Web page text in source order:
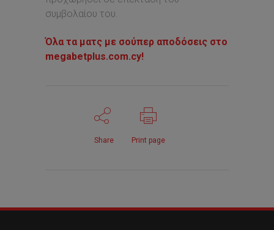
συμβολαίου του.
Όλα τα ματς με σούπερ αποδόσεις στο
megabetplus.com.cy!
Share Print page